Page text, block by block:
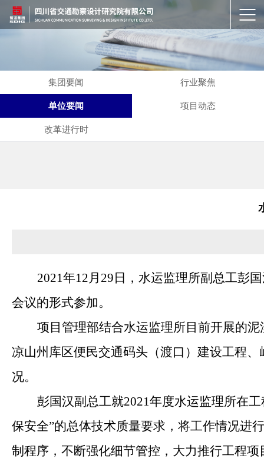
集团要闻 行业聚焦
单位要闻 项目动态
改革进行时
2021年12月 29 日，水运监理所副总工彭
会议的形式参加。
项目管理部结合水运监理所目前开展的
凉山州库区便民交通码头（渡口）建设工程
况。
彭国汉副总工就2021年度水运监理所在
保安全”的总体技术质量要求，将工作情况进
制程序，不断强化细节管控，大力推行工程